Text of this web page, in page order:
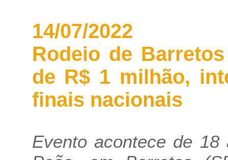
14/07/2022
Rodeio de
de R$ 1 milhão,
finais nacionais
Evento acontece de